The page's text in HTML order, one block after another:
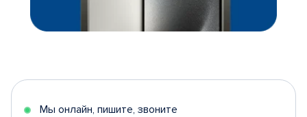
Мы онлайн, пишите, звоните